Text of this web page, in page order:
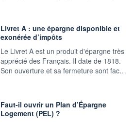
Livret A : une épargne disponible et
exonérée d’impôts
Le Livret A est un produit d'épargne très
apprécié des Français. Il date de 1818.
Son ouverture et sa fermeture sont fac…
Faut-il ouvrir un Plan d’Épargne
Logement (PEL) ?